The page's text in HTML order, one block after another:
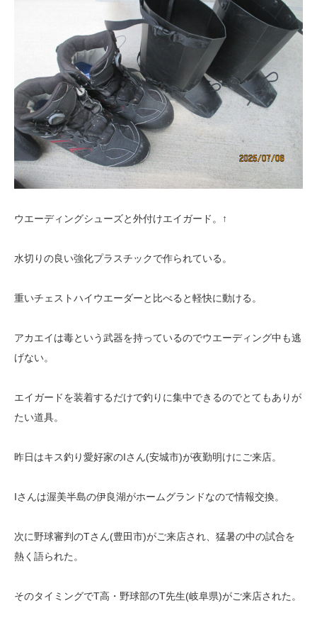
ウエーディングシューズと外付けエイガード。↑
水切りの良い強化プラスチックで作られている。
重いチェストハイウエーダーと比べると軽快に動ける。
アカエイは毒という武器を持っているのでウエーディング中も逃
げない。
エイガードを装着するだけで釣りに集中できるのでとてもありが
たい道具。
昨日はキス釣り愛好家のIさん(安城市)が夜勤明けにご来店。
Iさんは渥美半島の伊良湖がホームグランドなので情報交換。
次に野球審判のTさん(豊田市)がご来店され、猛暑の中の試合を
熱く語られた。
そのタイミングでT高・野球部のT先生(岐阜県)がご来店された。